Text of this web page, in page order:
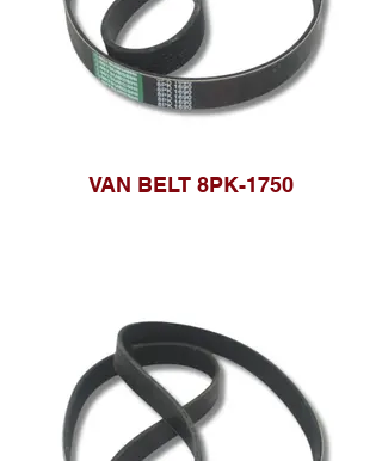
VAN BELT 8PK-1750